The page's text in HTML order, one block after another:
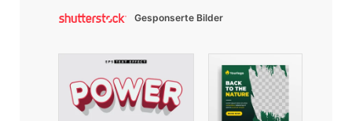
Gesponserte Bilder